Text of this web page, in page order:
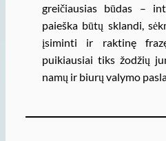
greičiausias būdas –
paieška būtų sklandi,
įsiminti ir raktinę
puikiausiai tiks žodžių
namų ir biurų valymo